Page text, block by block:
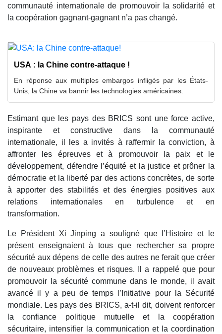
communauté internationale de promouvoir la solidarité et
la coopération gagnant-gagnant n’a pas changé.
USA : la Chine contre-attaque !
En réponse aux multiples embargos infligés par les États-
Unis, la Chine va bannir les technologies américaines.
Estimant que les pays des BRICS sont une force active,
inspirante et constructive dans la communauté
internationale, il les a invités à raffermir la conviction, à
affronter les épreuves et à promouvoir la paix et le
développement, défendre l’équité et la justice et prôner la
démocratie et la liberté par des actions concrètes, de sorte
à apporter des stabilités et des énergies positives aux
relations internationales en turbulence et en
transformation.
Le Président Xi Jinping a souligné que l’Histoire et le
présent enseignaient à tous que rechercher sa propre
sécurité aux dépens de celle des autres ne ferait que créer
de nouveaux problèmes et risques. Il a rappelé que pour
promouvoir la sécurité commune dans le monde, il avait
avancé il y a peu de temps l’Initiative pour la Sécurité
mondiale. Les pays des BRICS, a-t-il dit, doivent renforcer
la confiance politique mutuelle et la coopération
sécuritaire, intensifier la communication et la coordination